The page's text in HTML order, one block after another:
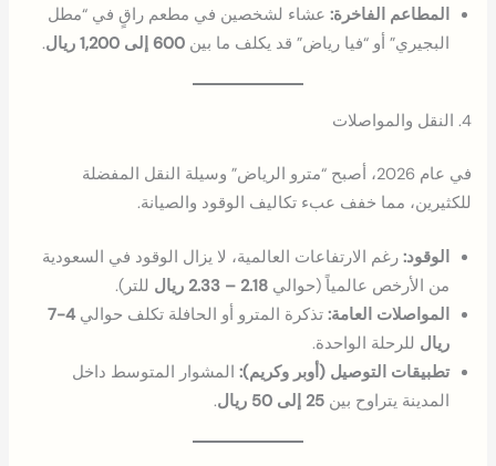
المطاعم الفاخرة: عشاء لشخصين في مطعم راقٍ في “مطل
البجيري” أو “فيا رياض” قد يكلف ما بين600 إلى 1,200 ريال .
4. النقل والمواصلات
في عام 2026، أصبح “مترو الرياض” وسيلة النقل المفضلة
للكثيرين، مما خفف عبء تكاليف الوقود والصيانة.
الوقود: رغم الارتفاعات العالمية، لا يزال الوقود في السعودية
من الأرخص عالمياً (حوالي2.18 – 2.33 ريال
للتر).
المواصلات العامة: تذكرة المترو أو الحافلة تكلف حوالي
4-7
ريال للرحلة الواحدة.
تطبيقات التوصيل (أوبر وكريم): المشوار المتوسط داخل
المدينة يتراوح بين25 إلى 50 ريال .